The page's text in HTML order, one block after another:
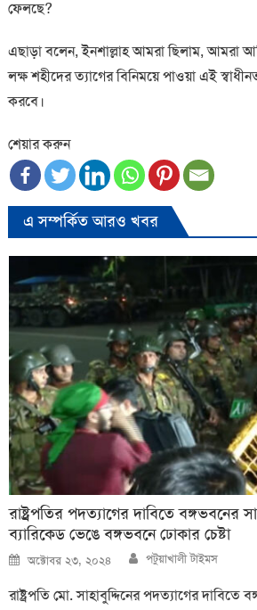
ফেলছে?
এছাড়া বলেন, ইনশাল্লাহ আমরা ছিলাম, আমরা
লক্ষ শহীদের ত্যাগের বিনিময়ে পাওয়া এই
করবে।
শেয়ার করুন
এ সম্পর্কিত আরও খবর
রাষ্ট্রপতির পদত্যাগের দাবিতে বঙ্গভবনের
ব্যারিকেড ভেঙে বঙ্গভবনে ঢোকার চেষ্টা
Posted
on
অক্টোবর ২৩, ২০২৪ Author
পটুয়াখালী টাইমস
রাষ্ট্রপতি মো. সাহাবুদ্দিনের পদত্যাগের দাবিতে